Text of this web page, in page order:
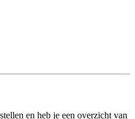
en heb je een overzicht van